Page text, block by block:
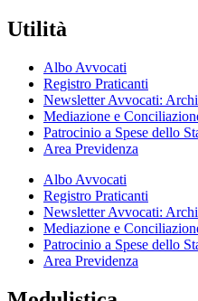
Utilità
Albo Avvocati
Registro Praticanti
Newsletter Avvocati:
Mediazione e
Patrocinio a Spese dello
Area Previdenza
Albo Avvocati
Registro Praticanti
Newsletter Avvocati:
Mediazione e
Patrocinio a Spese dello
Area Previdenza